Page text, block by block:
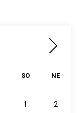
SO NE
1 2